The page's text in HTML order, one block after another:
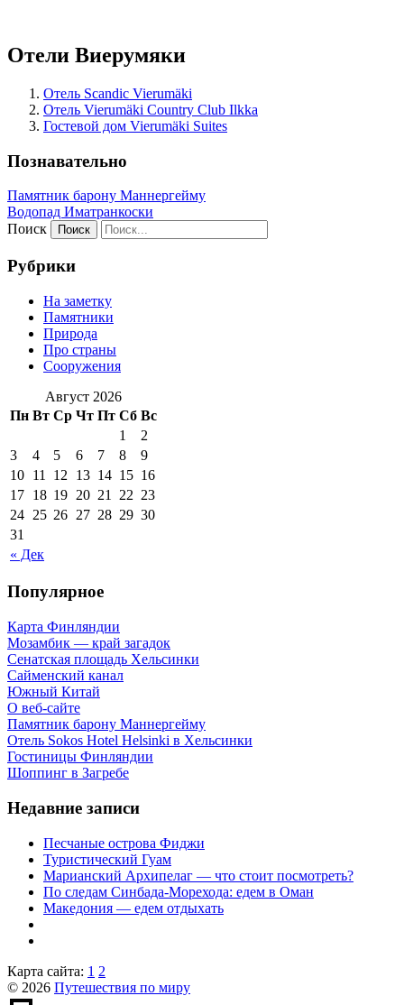
Отели Виерумяки
Отель Scandic Vierumäki
Отель Vierumäki Country Club Ilkka
Гостевой дом Vierumäki Suites
Познавательно
Памятник барону Маннергейму
Водопад Иматранкоски
Поиск
Рубрики
На заметку
Памятники
Природа
Про страны
Сооружения
Август 2026
Пн Вт Ср Чт Пт Сб Вс
« Дек
1
2
3
4 5 6 7 8
9
10 11 12 13 14 15 16
17 18 19 20 21 22 23
24 25 26 27 28 29 30
31
Популярное
Карта Финляндии
Мозамбик — край загадок
Сенатская площадь Хельсинки
Сайменский канал
Южный Китай
О веб-сайте
Памятник барону Маннергейму
Отель Sokos Hotel Helsinki в Хельсинки
Гостиницы Финляндии
Шоппинг в Загребе
Недавние записи
Песчаные острова Фиджи
Туристический Гуам
Марианский Архипелаг — что стоит посмотреть?
По следам Синбада-Морехода: едем в Оман
Македония — едем отдыхать
Карта сайта: 1 2
© 2026 Путешествия по миру